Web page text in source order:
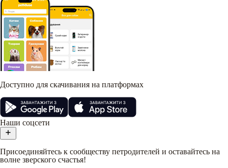
Доступно для скачивания на платформах
Наши соцсети
Присоединяйтесь к сообществу петродителей и оставайтесь на
волне зверского счастья!